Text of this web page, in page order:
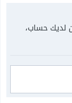
لديك حساب،